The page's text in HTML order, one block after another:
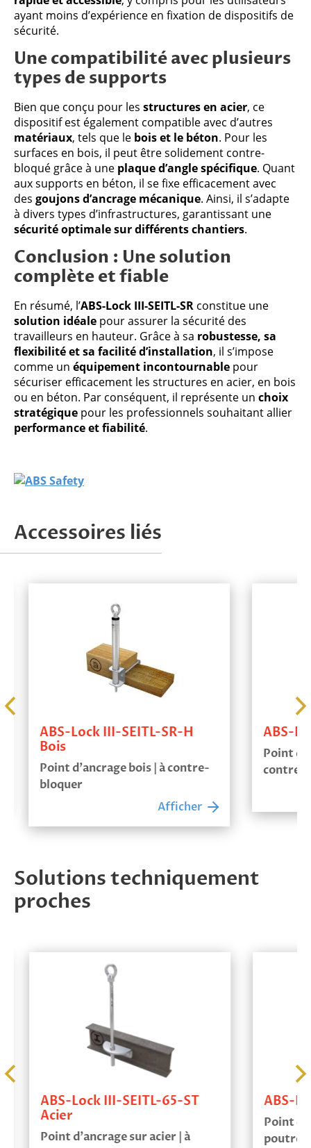
ayant moins d’expérience en fixation de dispositifs de
sécurité.
Une compatibilité avec plusieurs
types de supports
Bien que conçu pour les structures en acier, ce
dispositif est également compatible avec d’autres
matériaux, tels que le bois et le béton. Pour les
surfaces en bois, il peut être solidement contre-
bloqué grâce à une plaque d’angle spécifique. Quant
aux supports en béton, il se fixe efficacement avec
des goujons d’ancrage mécanique. Ainsi, il s’adapte
à divers types d’infrastructures, garantissant une
sécurité optimale sur différents chantiers.
Conclusion : Une solution
complète et fiable
En résumé, l’ABS-Lock III-SEITL-SR constitue une
solution idéale pour assurer la sécurité des
travailleurs en hauteur. Grâce à sa robustesse, sa
flexibilité et sa facilité d’installation, il s’impose
comme un équipement incontournable pour
sécuriser efficacement les structures en acier, en bois
ou en béton. Par conséquent, il représente un choix
stratégique pour les professionnels souhaitant allier
performance et fiabilité.
Accessoires liés
ABS-Lock III-SEITL-SR-H
Bois
Point d’ancrage bois | à contre-
bloquer
Afficher
ABS-
Point
contre-
Solutions techniquement
proches
ABS-Lock III-SEITL-65-ST
Acier
Point d’ancrage sur acier | à
ABS-
Point
poutre